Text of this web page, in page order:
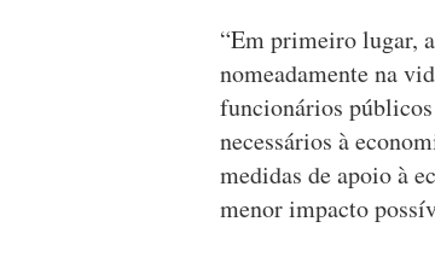
“Em primeiro lugar,
nomeadamente na
funcionários
necessários à
medidas de apoio à
menor impacto